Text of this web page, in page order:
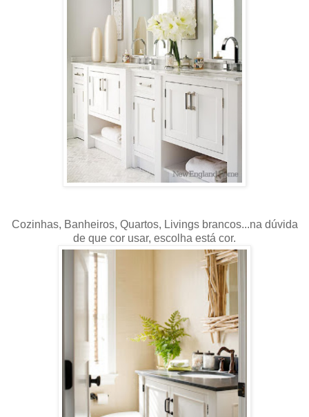
Cozinhas, Banheiros, Quartos, Livings brancos...na dúvida
de que cor usar, escolha está cor.